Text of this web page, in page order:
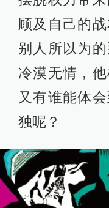
顾及自己的
别人所以为
冷漠无情，
又有谁能体
独呢？